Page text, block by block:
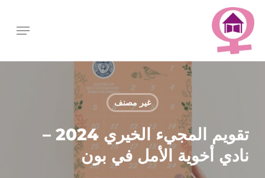
Menu
غير مصنف
تقويم المجيء الخيري 2024 –
نادي أخوية الأمل في بون
Menu